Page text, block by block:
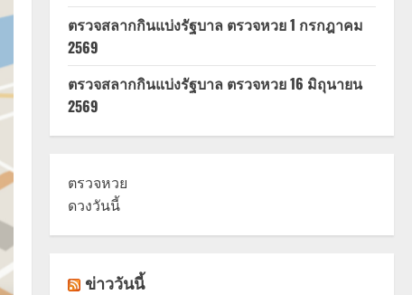
ตรวจสลากกินแบ่งรัฐบาล ตรวจหวย 1 กรกฎาคม
2569
ตรวจสลากกินแบ่งรัฐบาล ตรวจหวย 16 มิถุนายน
2569
ตรวจหวย
ดวงวันนี้
ข่าววันนี้